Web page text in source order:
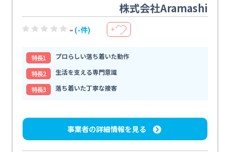
株式会社Aramashi
- (-件) ＋
特⻑1
プロらしい落ち着いた動作
特⻑2
生活を支える専門意識
特⻑3
落ち着いた丁寧な接客
事業者の詳細情報を見る